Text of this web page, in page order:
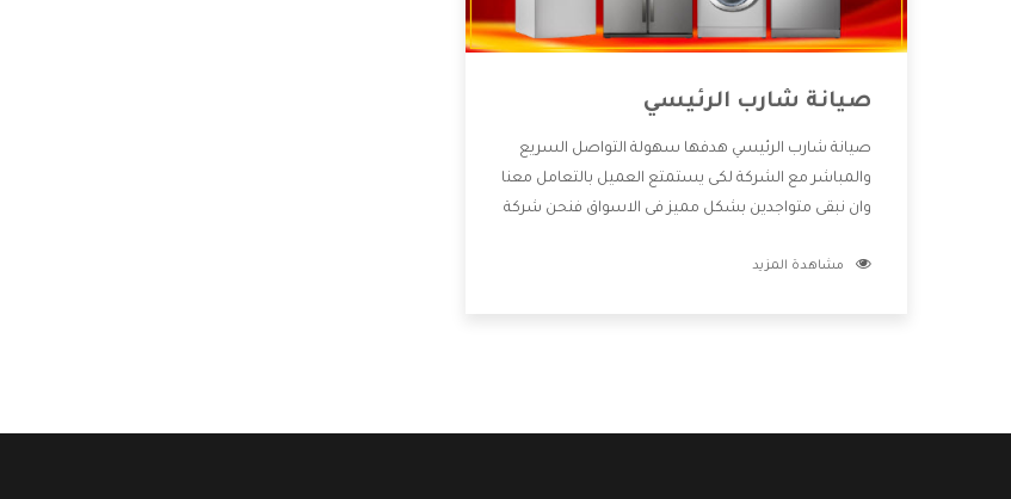
صيانة شارب الرئيسي
صيانة شارب الرئيسي هدفها سهولة التواصل السريع
والمباشر مع الشركة لكى يستمتع العميل بالتعامل معنا
وان نبقى متواجدين بشكل مميز فى الاسواق فنحن شركة
بالخدمات التى تنفرد الشركة بها والتى تكون منها خدمة
مشاهدة المزيد